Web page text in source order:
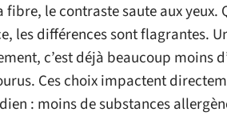
fibre, le contraste saute aux
les différences sont flagrantes.
c’est déjà beaucoup moins
Ces choix impactent
: moins de substances